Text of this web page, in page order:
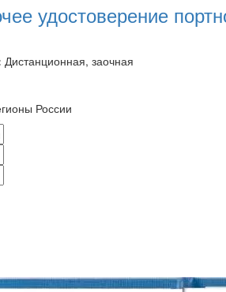
удостоверение
Дистанционная, заочная
России